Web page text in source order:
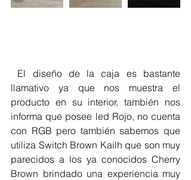
llamativo ya que nos muestra el
producto en su interior, también nos
informa que posee led Rojo, no cuenta
con RGB pero también sabemos que
utiliza Switch Brown Kailh que son muy
parecidos a los ya conocidos Cherry
Brown brindado una experiencia muy